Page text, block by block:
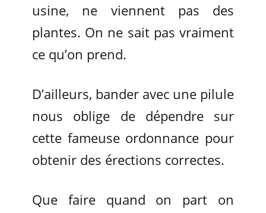
usine, ne viennent pas des
plantes. On ne sait pas vraiment
ce qu’on prend.
D’ailleurs, bander avec une pilule
nous oblige de dépendre sur
cette fameuse ordonnance pour
obtenir des érections correctes.
Que faire quand on part on